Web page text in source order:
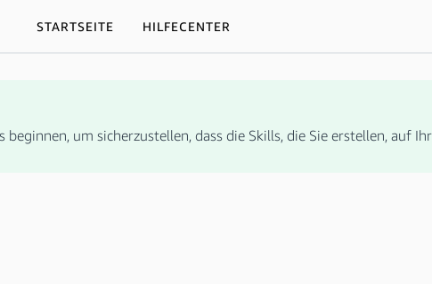
STARTSEITE HILFECENTER
um sicherzustellen, dass die Skills, die Sie erstellen, auf